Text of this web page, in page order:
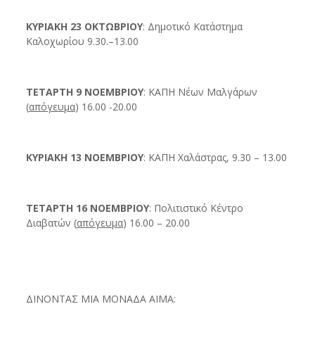
ΚΥΡΙΑΚΗ 23 ΟΚΤΩΒΡΙΟΥ: Δημοτικό Κατάστημα
Καλοχωρίου 9.30.–13.00
ΤΕΤΑΡΤΗ 9 ΝΟΕΜΒΡΙΟΥ: ΚΑΠΗ Νέων Μαλγάρων
(απόγευμα) 16.00 -20.00
ΚΥΡΙΑΚΗ 13 ΝΟΕΜΒΡΙΟΥ: ΚΑΠΗ Χαλάστρας, 9.30 – 13.00
ΤΕΤΑΡΤΗ 16 ΝΟΕΜΒΡΙΟΥ: Πολιτιστικό Κέντρο
Διαβατών (απόγευμα) 16.00 – 20.00
ΔΙΝΟΝΤΑΣ ΜΙΑ ΜΟΝΑΔΑ ΑΙΜΑ: